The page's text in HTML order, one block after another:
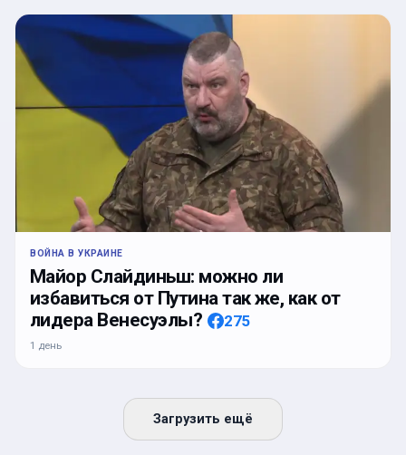
ВОЙНА В УКРАИНЕ
Майор Слайдиньш: можно ли
избавиться от Путина так же, как от
лидера Венесуэлы?
275
1 день
Загрузить ещё